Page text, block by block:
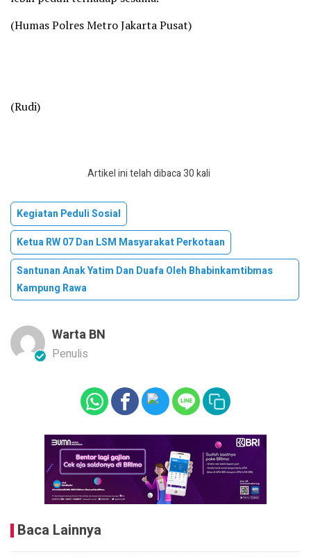
(Humas Polres Metro Jakarta Pusat)
(Rudi)
Artikel ini telah dibaca 30 kali
Kegiatan Peduli Sosial
Ketua RW 07 Dan LSM Masyarakat Perkotaan
Santunan Anak Yatim Dan Duafa Oleh Bhabinkamtibmas
Kampung Rawa
Warta BN
Penulis
Baca Lainnya